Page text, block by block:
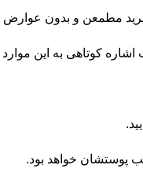
مطمعن و بدون عوارض می باشد. رژ لب
کوتاهی به این
پوستشان خواهد بود.